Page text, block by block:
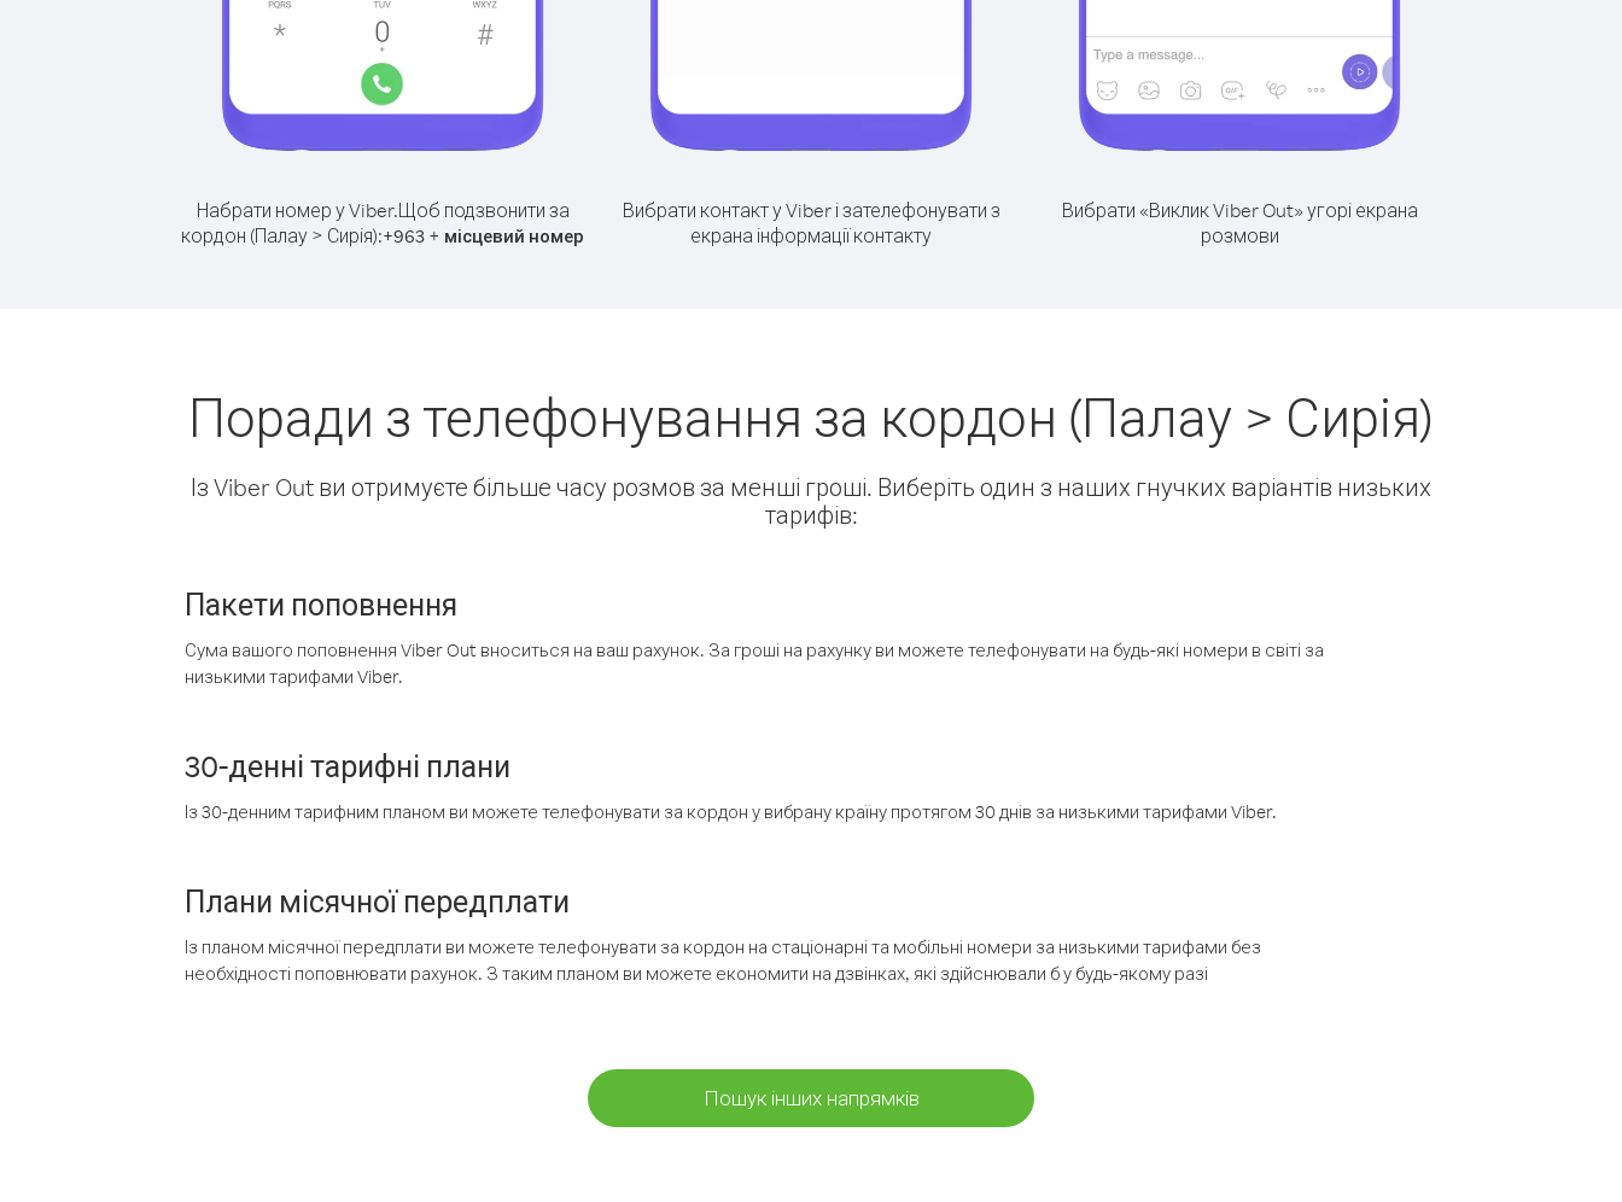
Набрати номер у Viber.Щоб подзвонити за
кордон (Палау > Сирія):+963 + місцевий номер
Вибрати контакт у Viber і зателефонувати з
екрана інформації контакту
Вибрати «Виклик Viber Out» угорі екрана
розмови
Поради з телефонування за кордон (Палау > Сирія)
Із Viber Out ви отримуєте більше часу розмов за менші гроші. Виберіть один з наших гнучких варіантів низьких
тарифів:
Пакети поповнення
Сума вашого поповнення Viber Out вноситься на ваш рахунок. За гроші на рахунку ви можете телефонувати на будь-які номери в світі за
низькими тарифами Viber.
30-денні тарифні плани
Із 30-денним тарифним планом ви можете телефонувати за кордон у вибрану країну протягом 30 днів за низькими тарифами Viber.
Плани місячної передплати
Із планом місячної передплати ви можете телефонувати за кордон на стаціонарні та мобільні номери за низькими тарифами без
необхідності поповнювати рахунок. З таким планом ви можете економити на дзвінках, які здійснювали б у будь-якому разі
Пошук інших напрямків